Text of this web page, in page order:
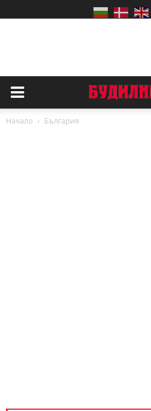
Начало България